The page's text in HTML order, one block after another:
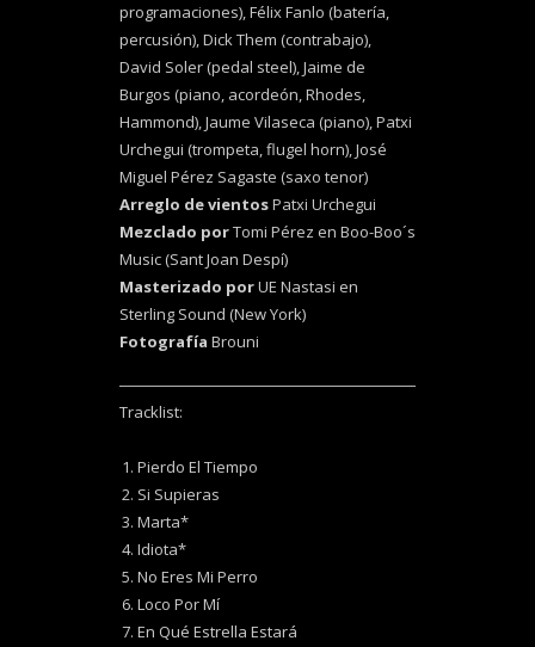
programaciones), Félix Fanlo (batería,
percusión), Dick Them (contrabajo),
David Soler (pedal steel), Jaime de
Burgos (piano, acordeón, Rhodes,
Hammond), Jaume Vilaseca (piano), Patxi
Urchegui (trompeta, flugel horn), José
Miguel Pérez Sagaste (saxo tenor)
Arreglo de vientosPatxi Urchegui
Mezclado porTomi Pérez en Boo-Boo´s
Music (Sant Joan Despí)
Masterizado porUE Nastasi en
Sterling Sound (New York)
Fotografía Brouni
Tracklist:
Pierdo El Tiempo
Si Supieras
Marta*
Idiota*
No Eres Mi Perro
Loco Por Mí
En Qué Estrella Estará